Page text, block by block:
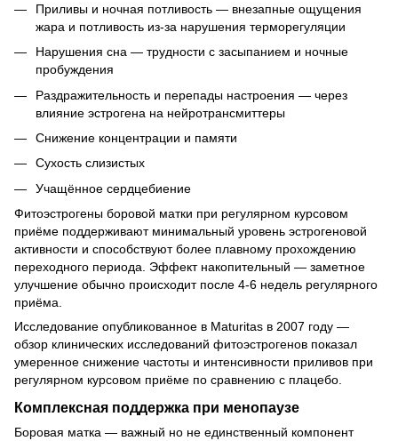
Приливы и ночная потливость — внезапные ощущения
жара и потливость из-за нарушения терморегуляции
Нарушения сна — трудности с засыпанием и ночные
пробуждения
Раздражительность и перепады настроения — через
влияние эстрогена на нейротрансмиттеры
Снижение концентрации и памяти
Сухость слизистых
Учащённое сердцебиение
Фитоэстрогены боровой матки при регулярном курсовом
приёме поддерживают минимальный уровень эстрогеновой
активности и способствуют более плавному прохождению
переходного периода. Эффект накопительный — заметное
улучшение обычно происходит после 4-6 недель регулярного
приёма.
Исследование опубликованное в Maturitas в 2007 году —
обзор клинических исследований фитоэстрогенов показал
умеренное снижение частоты и интенсивности приливов при
регулярном курсовом приёме по сравнению с плацебо.
Комплексная поддержка при менопаузе
Боровая матка — важный но не единственный компонент